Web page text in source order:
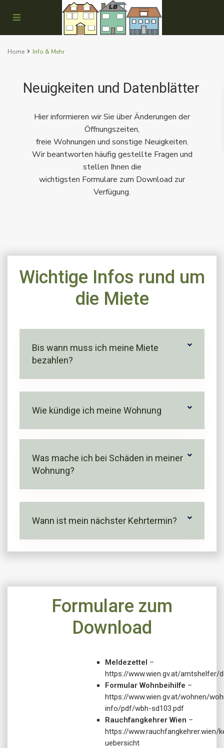
Home Info & Mehr
Neuigkeiten und Datenblätter
Hier informieren wir Sie über Änderungen der
Öffnungszeiten,
freie Wohnungen und sonstige Neuigkeiten.
Wir beantworten häufig gestellte Fragen und
stellen Ihnen die
wichtigsten Formulare zum Download zur
Verfügung.
Wichtige Infos rund um
die Miete
Bis wann muss ich meine Miete
bezahlen?
Wie kündige ich meine Wohnung
Was mache ich bei Schäden in meiner
Wohnung?
Wann ist mein nächster Kehrtermin?
Formulare zum
Download
Meldezettel –
https://www.wien.gv.at/amtshelfer/
Formular Wohnbeihilfe –
https://www.wien.gv.at/wohnen/
info/pdf/wbh-sd103.pdf
Rauchfangkehrer Wien –
https://www.rauchfangkehrer.wien/
uebersicht